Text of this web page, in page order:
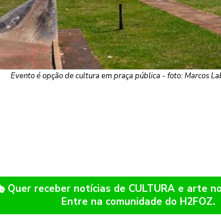
Evento é opção de cultura em praça pública - foto: Marcos
Quer receber notícias de CULTURA e arte
Entre na comunidade do H2FOZ.